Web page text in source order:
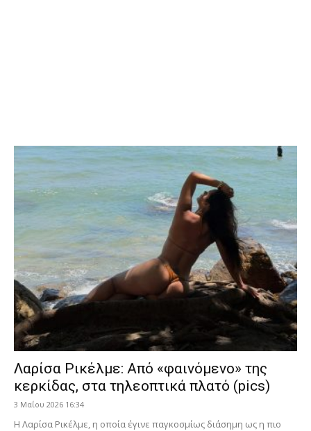
Λαρίσα Ρικέλμε: Από «φαινόμενο» της
κερκίδας, στα τηλεοπτικά πλατό (pics)
3 Μαΐου 2026 16:34
Η Λαρίσα Ρικέλμε, η οποία έγινε παγκοσμίως διάσημη ως η πιο